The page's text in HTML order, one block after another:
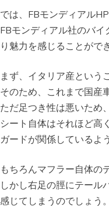
では、FBモンディアル
FBモンディアル社のバ
り魅力を感じることがで
まず、イタリア産という
そのため、これまで国産
ただ足つき性は悪いため
シート自体はそれほど高
ガードが関係しているよ
もちろんマフラー自体の
しかし右足の脛にテール
感じてしまうのでしょう。